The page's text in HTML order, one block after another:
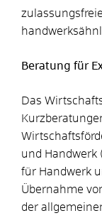
Beratung für
Das
und Handwerk
für Handwerk
Übernahme
der